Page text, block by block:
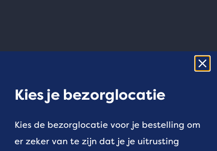
Kies je bezorglocatie
Kies de bezorglocatie voor je bestelling om
er zeker van te zijn dat je je uitrusting